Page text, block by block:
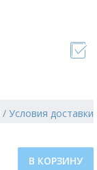
/ Условия доставки
В КОРЗИНУ